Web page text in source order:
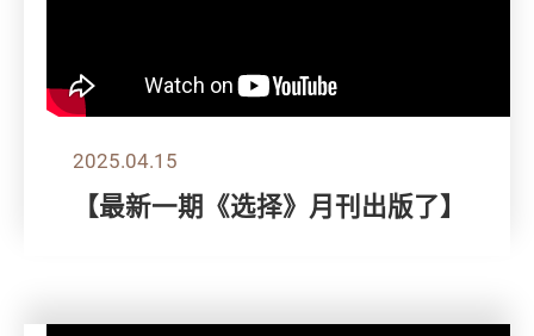
2025.04.15
【最新一期《选择》月刊出版了】